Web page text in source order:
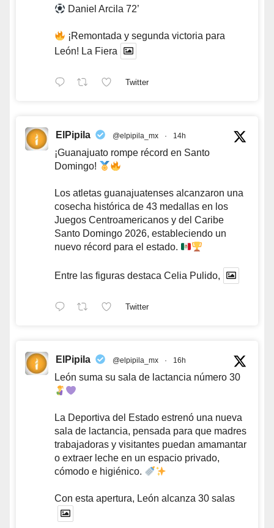
Daniel Arcila 72’
¡Remontada y segunda victoria para
León! La Fiera
Twitter
ElPipila @elpipila_mx · 14h
¡Guanajuato rompe récord en Santo
Domingo!
Los atletas guanajuatenses alcanzaron una
cosecha histórica de 43 medallas en los
Juegos Centroamericanos y del Caribe
Santo Domingo 2026, estableciendo un
nuevo récord para el estado.
Entre las figuras destaca Celia Pulido,
Twitter
ElPipila @elpipila_mx · 16h
León suma su sala de lactancia número 30
La Deportiva del Estado estrenó una nueva
sala de lactancia, pensada para que madres
trabajadoras y visitantes puedan amamantar
o extraer leche en un espacio privado,
cómodo e higiénico.
Con esta apertura, León alcanza 30 salas